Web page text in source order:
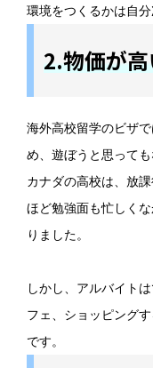
環境をつくるかは自分
2.物価が
海外高校留学のビザ
め、遊ぼうと思って
カナダの高校は、放
ほど勉強面も忙しく
りました。
しかし、アルバイト
フェ、ショッピング
です。